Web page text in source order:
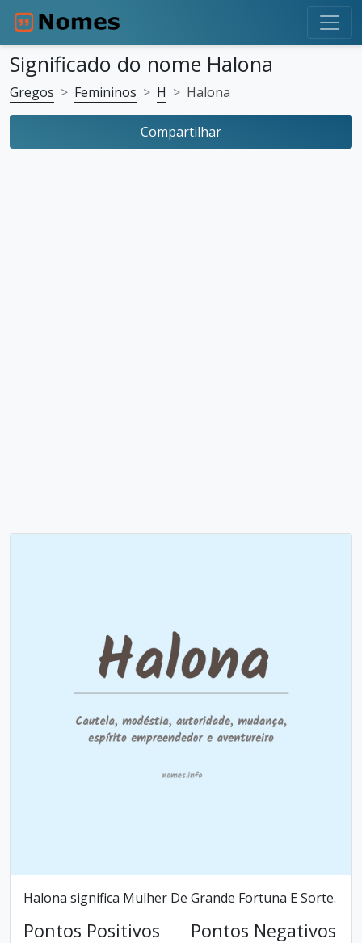
Significado do nome Halona
Gregos Femininos H Halona
Compartilhar
Halona significa Mulher De Grande Fortuna E Sorte.
Pontos Positivos Pontos Negativos